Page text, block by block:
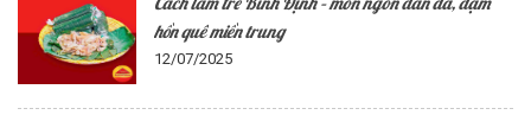
hồn quê miền trung
12/07/2025